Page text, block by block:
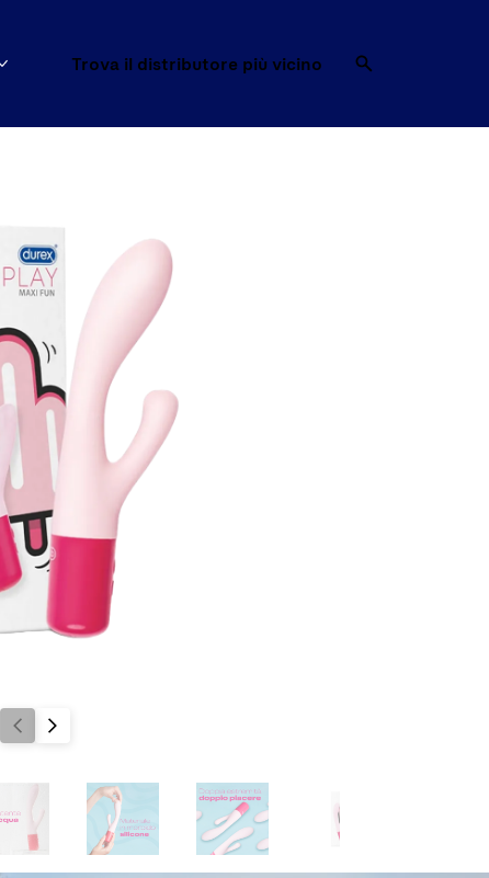
Mostra di più Trova il preservativo
Trova il distributore più vicino